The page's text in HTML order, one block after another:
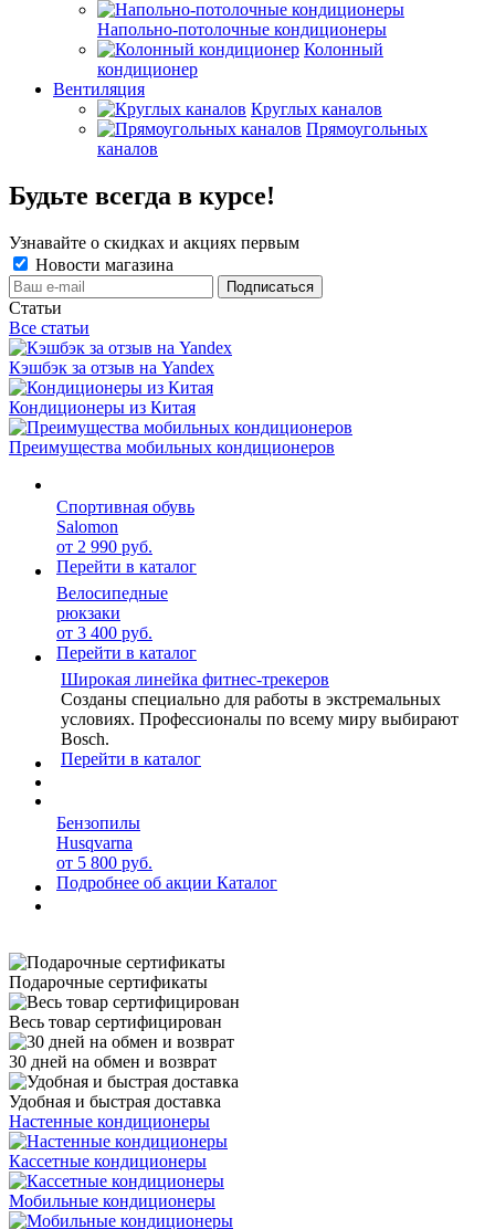
Напольно-потолочные кондиционеры
Колонный
кондиционер
Вентиляция
Круглых каналов
Прямоугольных
каналов
Будьте всегда в курсе!
Узнавайте о скидках и акциях первым
Новости магазина
Статьи
Все статьи
Кэшбэк за отзыв на Yandex
Кондиционеры из Китая
Преимущества мобильных кондиционеров
Спортивная обувь
Salomon
от 2 990 руб.
Перейти в каталог
Велосипедные
рюкзаки
от 3 400 руб.
Перейти в каталог
Широкая линейка фитнес-трекеров
Созданы специально для работы в экстремальных
условиях. Профессионалы по всему миру выбирают
Bosch.
Перейти в каталог
Бензопилы
Husqvarna
от 5 800 руб.
Подробнее об акции Каталог
Подарочные сертификаты
Весь товар сертифицирован
30 дней на обмен и возврат
Удобная и быстрая доставка
Настенные кондиционеры
Кассетные кондиционеры
Мобильные кондиционеры